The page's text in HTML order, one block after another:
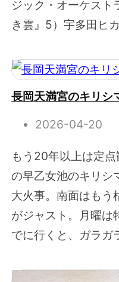
ジック・オーケスト
き雲』5）宇多田ヒ
長岡天満宮のキリシ
2026-04-20
もう20年以上は定
の早乙女池のキリシ
大火事。南面はもう
がジャスト。月曜は
でに行くと、ガラガ